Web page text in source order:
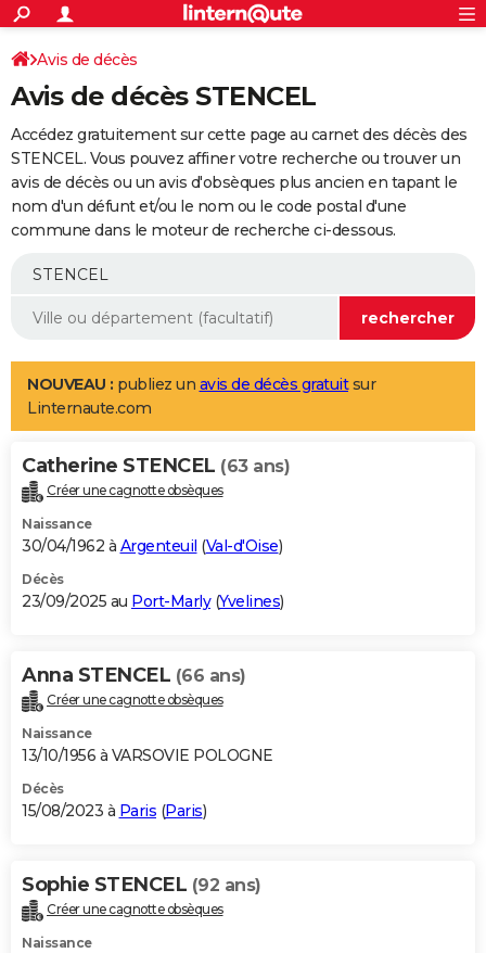
ACTUALITÉS
Politique
Société
Faits Divers
Education
Monde
Villes
+
SPORT
Coupe du monde 2026
Football
Tennis
Cyclisme
Rugby
Forum
Programme TV
TNT
Streaming
Cinéma
Sorties cinéma
Musique
+
FINANCE
Retraite
Epargne
Immobilier
Risques naturels par ville
Banque
Assurance
AUTO
Essais
Réserver un essai
Citadines
Berlines
SUV
Forum auto
+
Mobiles
Meilleur smartphone
Internet
Ordinateurs
Jeux vidéo
Guide high-tech
Aménagement intérieur
LIFESTYLE
Art de vivre
Bien-être
Loisirs
Mode
Modes de vie
Alimentation
Guide de la santé
Maladies
Médicaments
Sommeil
VOYAGE
Destinations
City break
Voyage nature
Voyage de noces
Forum
Climat
+PHOTO
GUIDES D'ACHAT
BONS PLANS
Carte de Noël
Carte Bonne année
Carte Saint-Valentin
Carte Pâques
Carte d'anniversaire
DICTIONNAIRE
Dictionnaire
Biographies
Citations
Expressions
Proverbes
PROGRAMME TV
S'inscrire
Se connecter
Lycées
Collèges
Primaires
Universités
Entreprises
Service militaire
Avis de recherche
AVIS DE DÉCÈS
Bricolage
Lifestyle
Culture
Sport
Auto
Television
Voyage
Cinema
Avis de décès
Avis de décès STENCEL
Accédez gratuitement sur cette page au carnet des décès des
STENCEL. Vous pouvez affiner votre recherche ou trouver un
avis de décès ou un avis d'obsèques plus ancien en tapant le
nom d'un défunt et/ou le nom ou le code postal d'une
commune dans le moteur de recherche ci-dessous.
NOUVEAU : publiez un avis de décès gratuitsur
Linternaute.com
Catherine STENCEL (63 ans)
Créer une cagnotte obsèques
Naissance
30/04/1962 à Argenteuil (Val-d'Oise)
Décès
23/09/2025 au Port-Marly(Yvelines)
Anna STENCEL (66 ans)
Créer une cagnotte obsèques
Naissance
13/10/1956 à VARSOVIE POLOGNE
Décès
15/08/2023 à Paris (Paris)
Sophie STENCEL (92 ans)
Créer une cagnotte obsèques
Naissance